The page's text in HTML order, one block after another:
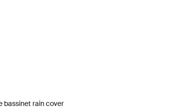
bassinet rain cover